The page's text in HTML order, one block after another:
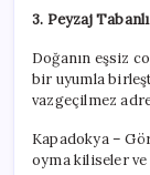
3. Peyzaj
Doğanın eşsiz
bir uyumla
vazgeçilmez
Kapadokya –
oyma kiliseler